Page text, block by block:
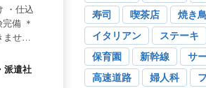
・仕込
備 ＊
せん
派遣社
寿司
喫茶店 焼き鳥
イタリアン
ステーキ
保育園
新幹線
サ
高速道路
婦人科